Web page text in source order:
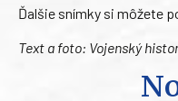
Ďalšie snímky si môžete
Text a foto: Vojenský